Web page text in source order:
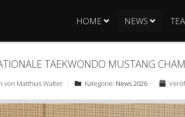
HOME NEWS
TAEKWONDO MUSTANG
von Matthias Walter Kategorie: News 2026